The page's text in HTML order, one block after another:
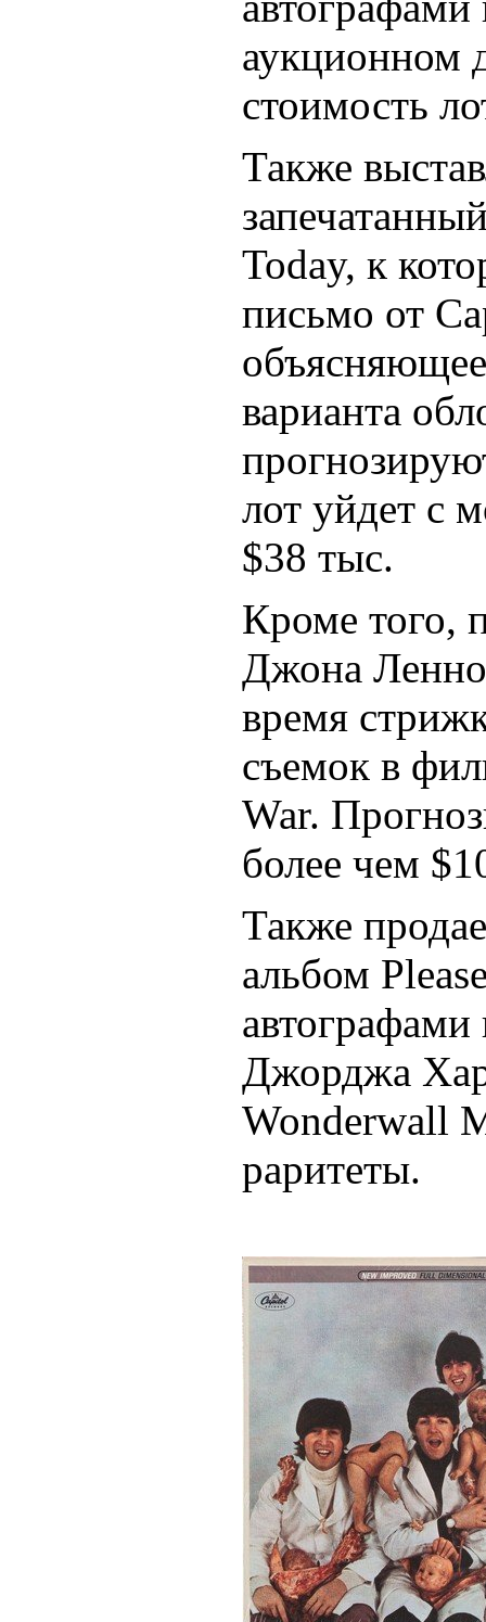
аукционном
стоимость
Также
Today, к
письмо от
варианта
лот уйдет с
$38 тыс.
Кроме того,
Джона
время
съемок в
War.
более чем
Также
альбом
Джорджа
Wonderwall
раритеты.